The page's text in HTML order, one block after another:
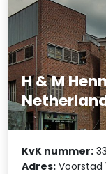
H & M
KvK nummer:
Adres: Voorstad